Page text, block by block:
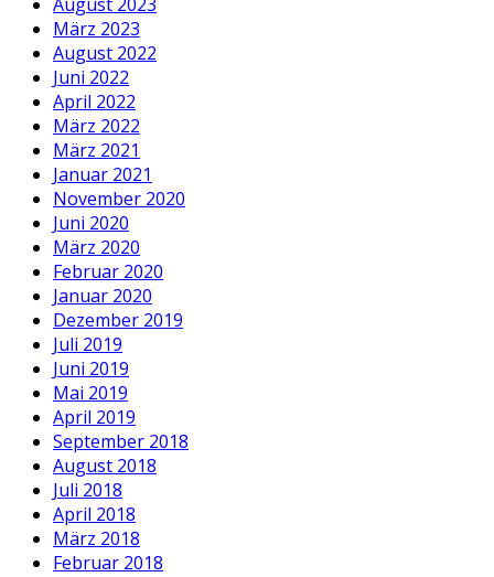
März 2023
August 2022
Juni 2022
April 2022
März 2022
März 2021
Januar 2021
November 2020
Juni 2020
März 2020
Februar 2020
Januar 2020
Dezember 2019
Juli 2019
Juni 2019
Mai 2019
April 2019
September 2018
August 2018
Juli 2018
April 2018
März 2018
Februar 2018